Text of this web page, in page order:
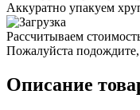
Аккуратно упакуем
Рассчитываем
Пожалуйста подождите,
Описание